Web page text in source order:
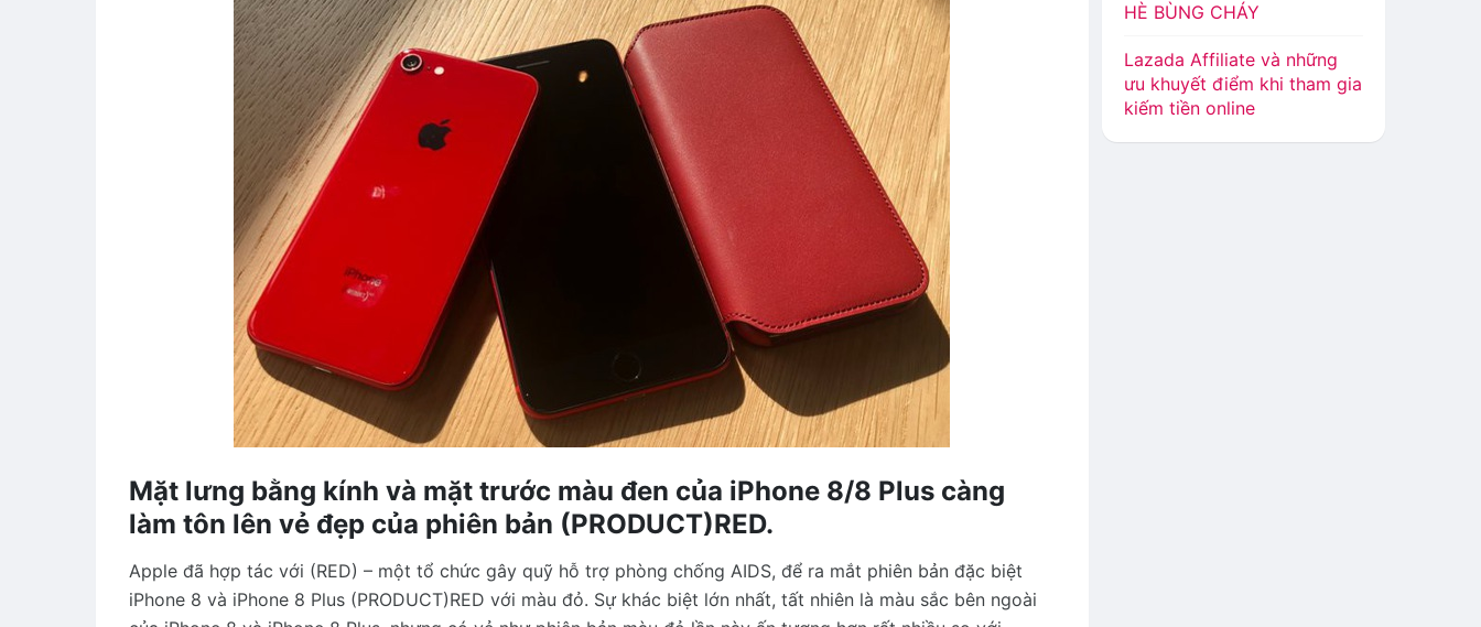
Mặt lưng bằng kính và mặt trước màu đen của iPhone 8/8 Plus càng
làm tôn lên vẻ đẹp của phiên bản (PRODUCT)RED.
Apple đã hợp tác với (RED) – một tổ chức gây quỹ hỗ trợ phòng chống AIDS, để ra mắt phiên bản đặc biệt
iPhone 8 và iPhone 8 Plus (PRODUCT)RED với màu đỏ. Sự khác biệt lớn nhất, tất nhiên là màu sắc bên ngoài
HÈ BÙNG CHÁY
Lazada Affiliate và những
ưu khuyết điểm khi tham gia
kiếm tiền online